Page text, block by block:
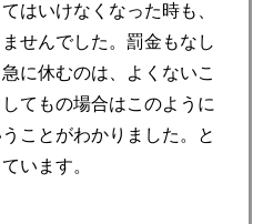
はいけなくなった時も、
せんでした。罰金もなし
に休むのは、よくないこ
てもの場合はこのように
ことがわかりました。と
います。